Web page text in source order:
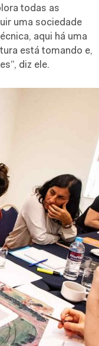
todas as
uma sociedade
aqui há uma
está tomando e,
diz ele.